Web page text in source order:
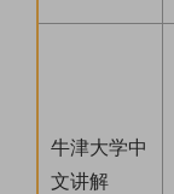
牛津大学中
文讲解